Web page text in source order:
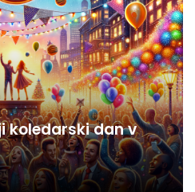
koledarski dan v